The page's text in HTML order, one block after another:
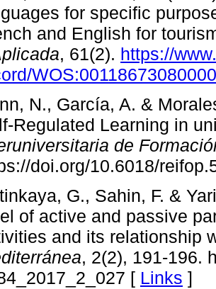
for specific
and English for
, 61(2). https://
N., García, A. &
Regulated Learning in
de
doi.org/10.6018/
G., Sahin, F. &
of active and passive
and its relationship
, 2(2), 191-196.
[ Links ]